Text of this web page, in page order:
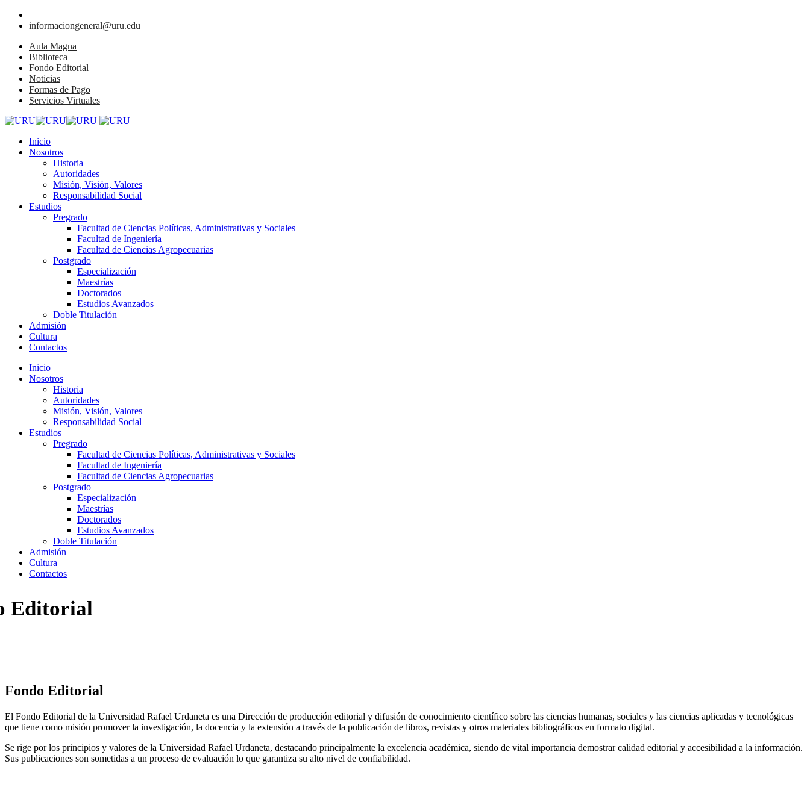
informaciongeneral@uru.edu
Aula Magna
Biblioteca
Fondo Editorial
Noticias
Formas de Pago
Servicios Virtuales
Inicio
Nosotros
Historia
Autoridades
Misión, Visión, Valores
Responsabilidad Social
Estudios
Pregrado
Facultad de Ciencias Políticas, Administrativas y Sociales
Facultad de Ingeniería
Facultad de Ciencias Agropecuarias
Postgrado
Especialización
Maestrías
Doctorados
Estudios Avanzados
Doble Titulación
Admisión
Cultura
Contactos
Inicio
Nosotros
Historia
Autoridades
Misión, Visión, Valores
Responsabilidad Social
Estudios
Pregrado
Facultad de Ciencias Políticas, Administrativas y Sociales
Facultad de Ingeniería
Facultad de Ciencias Agropecuarias
Postgrado
Especialización
Maestrías
Doctorados
Estudios Avanzados
Doble Titulación
Admisión
Cultura
Contactos
Editorial
Fondo Editorial
El Fondo Editorial de la Universidad Rafael Urdaneta es una Dirección de producción editorial y difusión de conocimiento científico sobre las ciencias humanas, sociales y las ciencias aplicadas y tecnológicas
que tiene como misión promover la investigación, la docencia y la extensión a través de la publicación de libros, revistas y otros materiales bibliográficos en formato digital.
Se rige por los principios y valores de la Universidad Rafael Urdaneta, destacando principalmente la excelencia académica, siendo de vital importancia demostrar calidad editorial y accesibilidad a la información.
Sus publicaciones son sometidas a un proceso de evaluación lo que garantiza su alto nivel de confiabilidad.